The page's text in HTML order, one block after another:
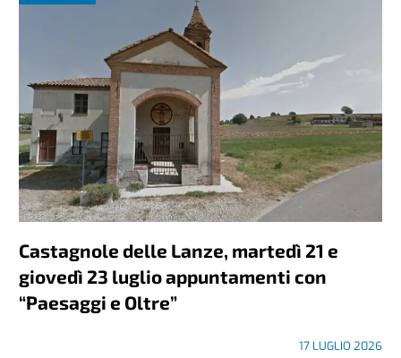
Castagnole delle Lanze, martedì 21 e
giovedì 23 luglio appuntamenti con
“Paesaggi e Oltre”
17 LUGLIO 2026